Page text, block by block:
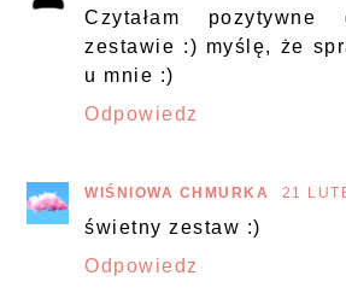
Czytałam
zestawie :) myślę, że
u mnie :)
Odpowiedz
WIŚNIOWA CHMURKA 21
świetny zestaw :)
Odpowiedz